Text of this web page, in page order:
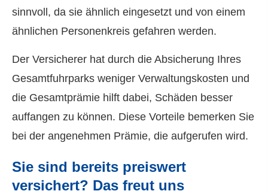
sinnvoll, da sie ähnlich eingesetzt und von einem
ähnlichen Per­sonenkreis gefahren werden.
Der Versicherer hat durch die Absicherung Ihres
Gesamtfuhrparks weniger Verwaltungskosten und
die Gesamtprämie hilft dabei, Schäden besser
auffangen zu können. Diese Vorteile bemerken Sie
bei der angenehmen Prämie, die aufgerufen wird.
Sie sind bereits preiswert
versichert? Das freut uns